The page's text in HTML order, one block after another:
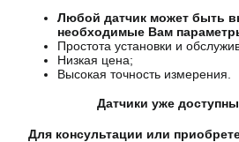
Любой датчик может быть
необходимые Вам
Простота установки и
Низкая цена;
Высокая точность измерения.
Датчики уже доступны
Для консультации или